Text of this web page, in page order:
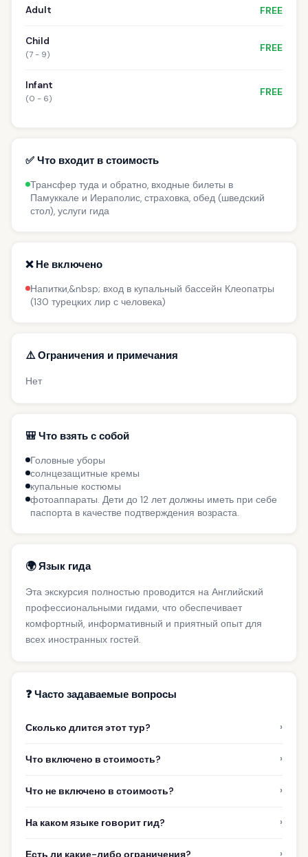
Adult FREE
Child
(7 - 9)
FREE
Infant
(0 - 6)
FREE
✅ Что входит в стоимость
Трансфер туда и обратно, входные билеты в
Памуккале и Иераполис, страховка, обед (шведский
стол), услуги гида
❌ Не включено
Напитки,&nbsp; вход в купальный бассейн Клеопатры
(130 турецких лир с человека)
⚠️ Ограничения и примечания
Нет
🎒 Что взять с собой
Головные уборы
солнцезащитные кремы
купальные костюмы
фотоаппараты. Дети до 12 лет должны иметь при себе
паспорта в качестве подтверждения возраста.
🌍 Язык гида
Эта экскурсия полностью проводится на Английский
профессиональными гидами, что обеспечивает
комфортный, информативный и приятный опыт для
всех иностранных гостей.
❓ Часто задаваемые вопросы
Сколько длится этот тур? ›
Что включено в стоимость? ›
Что не включено в стоимость? ›
На каком языке говорит гид? ›
Есть ли какие-либо ограничения? ›